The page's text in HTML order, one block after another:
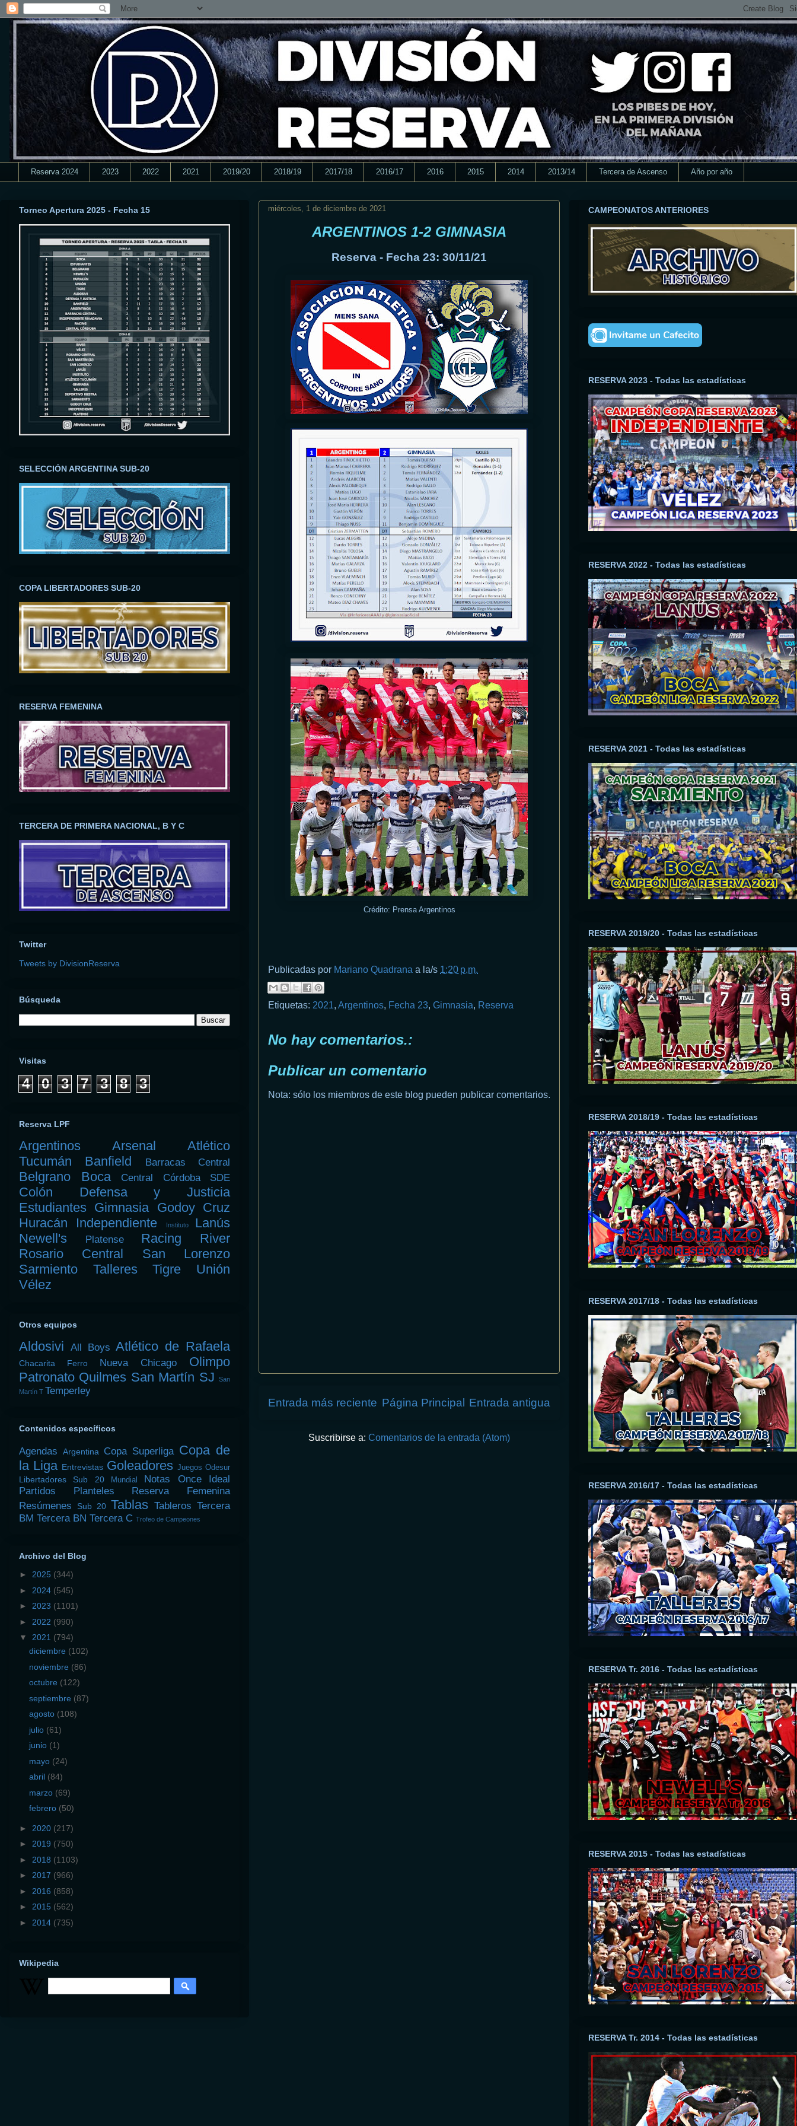
Reserva 2024 2023 2022 2021 2019/20 2018/19 2017/18 2016/17 2016 2015 2014 2013/14 Tercera de Ascenso Año por año
miércoles, 1 de diciembre de 2021
ARGENTINOS 1-2 GIMNASIA
Reserva - Fecha 23: 30/11/21
Crédito: Prensa Argentinos
Publicadas por Mariano Quadrana a la/s 1:20 p.m.
Etiquetas: 2021, Argentinos, Fecha 23, Gimnasia, Reserva
No hay comentarios.:
Publicar un comentario
Nota: sólo los miembros de este blog pueden publicar comentarios.
Entrada más reciente Entrada antigua
Página Principal
Suscribirse a: Comentarios de la entrada (Atom)
Torneo Apertura 2025 - Fecha 15
SELECCIÓN ARGENTINA SUB-20
COPA LIBERTADORES SUB-20
RESERVA FEMENINA
TERCERA DE PRIMERA NACIONAL, B Y C
Twitter
Tweets by DivisionReserva
Búsqueda
Visitas
4 0 3 7 3 8 3
Reserva LPF
Argentinos Arsenal
Atlético
Tucumán
Banfield Barracas Central
Belgrano Boca Central Córdoba SDE
Colón
Defensa y Justicia
Estudiantes Gimnasia Godoy Cruz
Huracán
Independiente Instituto
Lanús
Newell's
Platense Racing
River
Rosario Central
San Lorenzo
Sarmiento
Talleres Tigre
Unión
Vélez
Otros equipos
Aldosivi All Boys Atlético de Rafaela
Chacarita Ferro Nueva Chicago
Olimpo
Patronato Quilmes San Martín SJ
San
Martín T Temperley
Contenidos específicos
Agendas Argentina Copa Superliga Copa de
la Liga Entrevistas Goleadores Juegos Odesur
Libertadores Sub 20 Mundial Notas
Once Ideal
Partidos
Planteles
Reserva Femenina
Resúmenes
Sub 20 Tablas Tableros Tercera
BM Tercera BN Tercera C Trofeo de Campeones
Archivo del Blog
► 2025 (344)
► 2024 (545)
► 2023 (1101)
► 2022 (990)
▼ 2021 (794)
diciembre (102)
noviembre (86)
octubre (122)
septiembre (87)
agosto (108)
julio (61)
junio (1)
mayo (24)
abril (84)
marzo (69)
febrero (50)
► 2020 (217)
► 2019 (750)
► 2018 (1103)
► 2017 (966)
► 2016 (858)
► 2015 (562)
► 2014 (735)
Wikipedia
CAMPEONATOS ANTERIORES
RESERVA 2023 - Todas las estadísticas
RESERVA 2022 - Todas las estadísticas
RESERVA 2021 - Todas las estadísticas
RESERVA 2019/20 - Todas las estadísticas
RESERVA 2018/19 - Todas las estadísticas
RESERVA 2017/18 - Todas las estadísticas
RESERVA 2016/17 - Todas las estadísticas
RESERVA Tr. 2016 - Todas las estadísticas
RESERVA 2015 - Todas las estadísticas
RESERVA Tr. 2014 - Todas las estadísticas